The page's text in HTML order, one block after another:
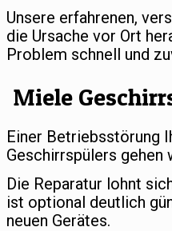
Unsere erfahrenen,
die Ursache vor Ort
Problem schnell und
Miele
Einer Betriebsstörung
Geschirrspülers gehen
Die Reparatur lohnt
ist optional deutlich
neuen Gerätes.